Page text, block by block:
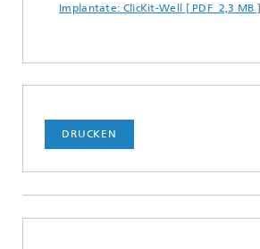
Implantate: ClicKit-Well [ PDF 2,3 MB ]
DRUCKEN